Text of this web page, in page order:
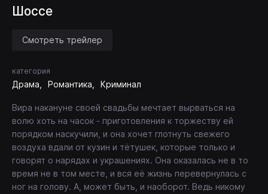
Шоссе
Смотреть трейлер
категория
Драма Романтика Криминал
Вира накануне своей свадьбы мечтает вырваться на
волю хоть на часок - приготовления к торжеству ей
порядком наскучили, и она хочет глотнуть свежего
воздуха вдали от кузин и тётушек, которые только и
говорят о нарядах и украшениях. Она оказалась не в то
время не в том месте, и вся её жизнь перевернулась с
ног на голову. А, может быть, и наоборот. Ведь никому